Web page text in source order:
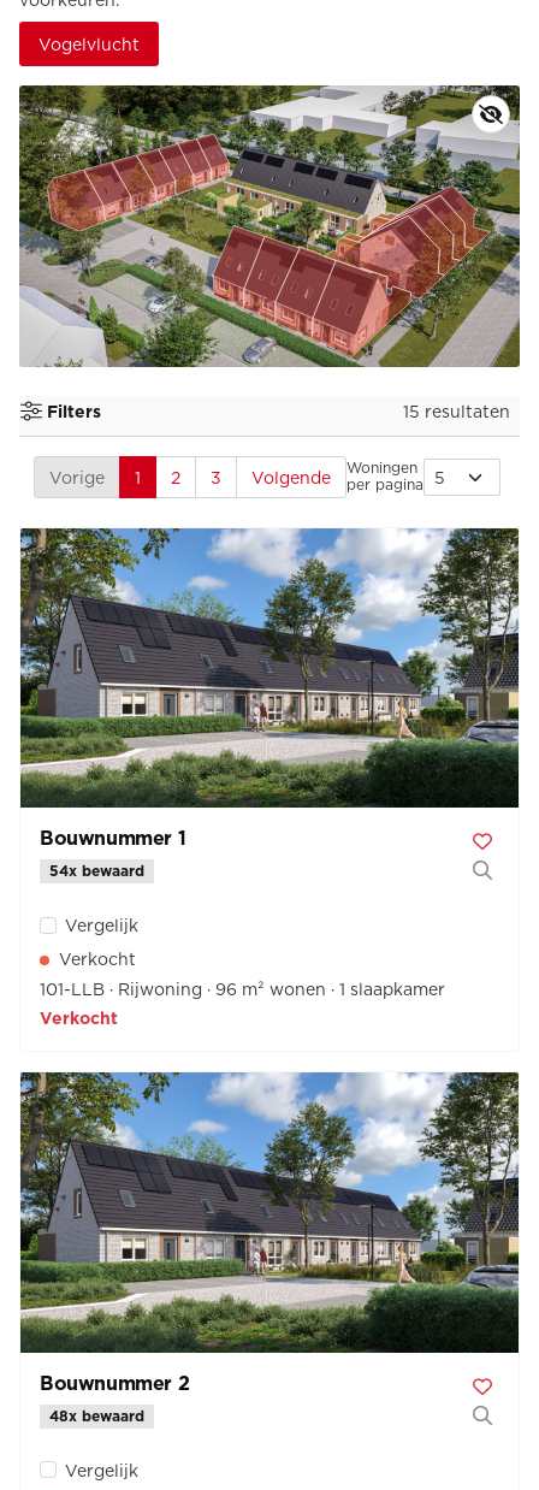
Vogelvlucht
Filters 15 resultaten
Vorige 1 2 3 Volgende
Woningen
per pagina
Bouwnummer 1
54x bewaard
Vergelijk
Verkocht
101-LLB
Rijwoning 96 m² wonen 1 slaapkamer
Verkocht
Bouwnummer 2
48x bewaard
Vergelijk